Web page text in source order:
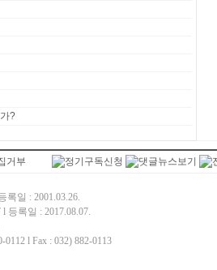
?
록일 : 2001.03.26.
등록일 : 2017.08.07.
l Fax : 032) 882-0113